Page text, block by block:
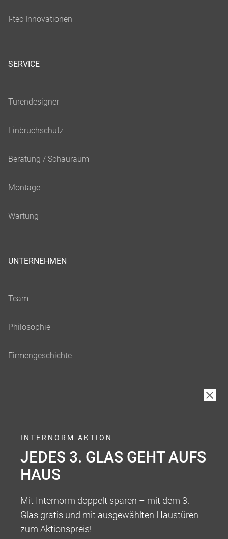
SERVICE
UNTERNEHMEN
INTERNORM AKTION
JEDES 3. GLAS GEHT AUFS
HAUS
Mit Internorm doppelt sparen – mit dem 3.
Glas gratis und mit ausgewählten Haustüren
zum Aktionspreis!